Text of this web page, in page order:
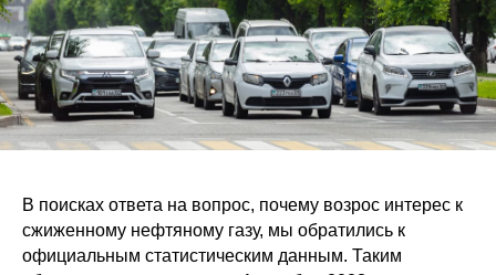
В поисках ответа на вопрос, почему возрос интерес к
сжиженному нефтяному газу, мы обратились к
официальным статистическим данным. Таким